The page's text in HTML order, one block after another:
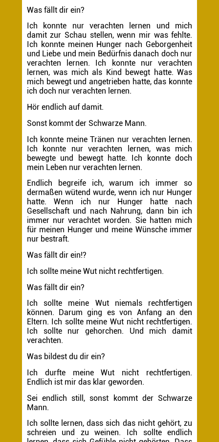
Was fällt dir ein?
Ich konnte nur verachten lernen und mich
damit zur Schau stellen, wenn mir was fehlte.
Ich konnte meinen Hunger nach Geborgenheit
und Liebe und mein Bedürfnis danach doch nur
verachten lernen. Ich konnte nur verachten
lernen, was mich als Kind bewegt hatte. Was
mich bewegt und angetrieben hatte, das konnte
ich doch nur verachten lernen.
Hör endlich auf damit.
Sonst kommt der Schwarze Mann.
Ich konnte meine Tränen nur verachten lernen.
Ich konnte nur verachten lernen, was mich
bewegte und bewegt hatte. Ich konnte doch
mein Leben nur verachten lernen.
Endlich begreife ich, warum ich immer so
dermaßen wütend wurde, wenn ich nur Hunger
hatte. Wenn ich nur Hunger hatte nach
Gesellschaft und nach Nahrung, dann bin ich
immer nur verachtet worden. Sie hatten mich
für meinen Hunger und meine Wünsche immer
nur bestraft.
Was fällt dir ein!?
Ich sollte meine Wut nicht rechtfertigen.
Was fällt dir ein?
Ich sollte meine Wut niemals rechtfertigen
können. Darum ging es von Anfang an den
Eltern. Ich sollte meine Wut nicht rechtfertigen.
Ich sollte nur gehorchen. Und mich damit
verachten.
Was bildest du dir ein?
Ich durfte meine Wut nicht rechtfertigen.
Endlich ist mir das klar geworden.
Sei endlich still, sonst kommt der Schwarze
Mann.
Ich sollte lernen, dass sich das nicht gehört, zu
schreien und zu weinen. Ich sollte endlich